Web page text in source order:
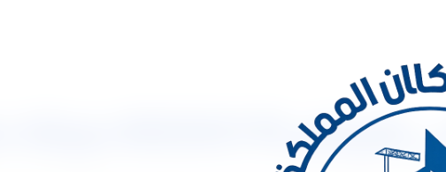
صيانة دهانات وبلاط